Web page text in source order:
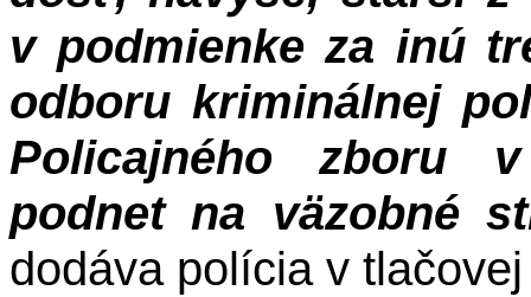
v podmienke za inú
odboru kriminálnej
Policajného zboru
podnet na väzobné
dodáva polícia v